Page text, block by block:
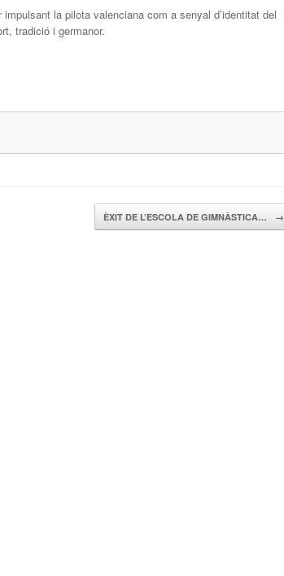
la pilota valenciana com a senyal d’identitat del
tradició i germanor.
ÈXIT DE L’ESCOLA DE GIMNÀSTICA… →